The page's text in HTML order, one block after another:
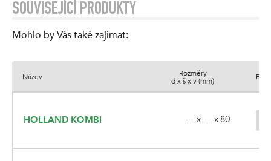
SOUVISEJÍCÍ PRODUKTY
Mohlo by Vás také zajímat:
Název
Rozměry
d x š x v (mm)
HOLLAND KOMBI __ x __ x 80